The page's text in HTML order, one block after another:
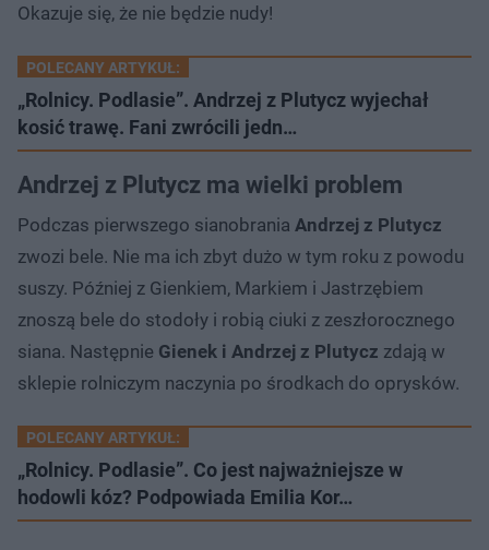
Okazuje się, że nie będzie nudy!
POLECANY ARTYKUŁ:
„Rolnicy. Podlasie”. Andrzej z Plutycz wyjechał
kosić trawę. Fani zwrócili jedn…
Andrzej z Plutycz ma wielki problem
Podczas pierwszego sianobrania Andrzej z Plutycz
zwozi bele. Nie ma ich zbyt dużo w tym roku z powodu
suszy. Później z Gienkiem, Markiem i Jastrzębiem
znoszą bele do stodoły i robią ciuki z zeszłorocznego
siana. Następnie Gienek i Andrzej z Plutycz zdają w
sklepie rolniczym naczynia po środkach do oprysków.
POLECANY ARTYKUŁ:
„Rolnicy. Podlasie”. Co jest najważniejsze w
hodowli kóz? Podpowiada Emilia Kor…